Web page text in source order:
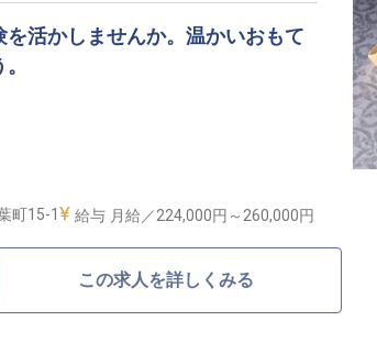
活かしませんか。温かいおもて
とときをお届けするため、きめ細やか
町15-1 給与 月給／224,000円～ 260,000円
この求人を詳しくみる